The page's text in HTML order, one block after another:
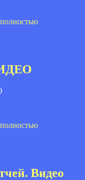
Видео